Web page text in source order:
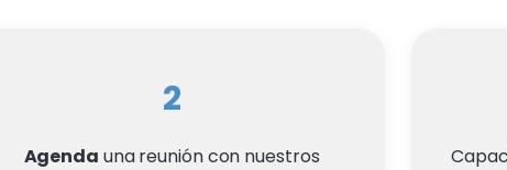
2
Agenda una reunión con nuestros